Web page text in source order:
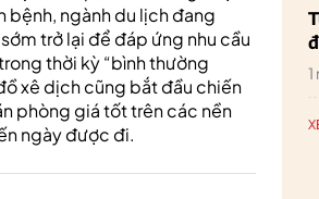
bệnh, ngành du lịch đang
trở lại để đáp ứng nhu cầu
thời kỳ “bình thường
xê dịch cũng bắt đầu chiến
phòng giá tốt trên các nền
ngày được đi.